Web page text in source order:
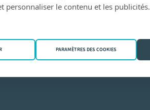
personnaliser le contenu et les publicités.
PARAMÈTRES DES COOKIES